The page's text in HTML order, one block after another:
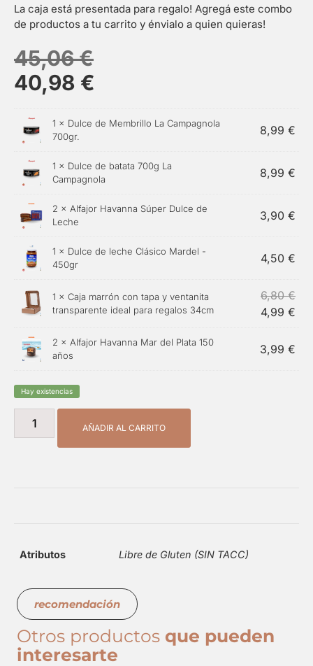
La caja está presentada para regalo! Agregá este combo
de productos a tu carrito y énvialo a quien quieras!
45,06€
40,98 €
1 × Dulce de Membrillo La Campagnola
700gr.
8,99 €
1 × Dulce de batata 700g La
Campagnola
8,99 €
2 × Alfajor Havanna Súper Dulce de
Leche
3,90 €
1 × Dulce de leche Clásico Mardel -
450gr
4,50 €
1 × Caja marrón con tapa y ventanita
transparente ideal para regalos 34cm
6,80€
4,99 €
2 × Alfajor Havanna Mar del Plata 150
años
3,99 €
Hay existencias
AÑADIR AL CARRITO
Atributos Libre de Gluten (SIN TACC)
recomendación
Otros productos que pueden
interesarte